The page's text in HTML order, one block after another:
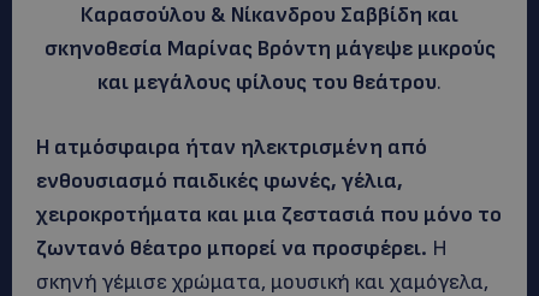
Καρασούλου & Νίκανδρου Σαββίδη και
σκηνοθεσία Μαρίνας Βρόντη μάγεψε μικρούς
και μεγάλους φίλους του θεάτρου.
Η ατμόσφαιρα ήταν ηλεκτρισμένη από
ενθουσιασμό παιδικές φωνές, γέλια,
χειροκροτήματα και μια ζεστασιά που μόνο το
ζωντανό θέατρο μπορεί να προσφέρει. Η
σκηνή γέμισε χρώματα, μουσική και χαμόγελα,